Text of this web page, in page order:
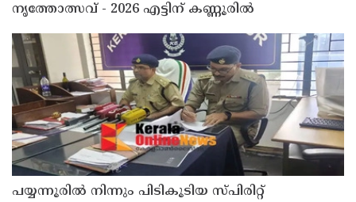
നൃത്തോത്സവ് - 2026 എട്ടിന് കണ്ണൂരിൽ
പയ്യന്നൂരിൽ നിന്നും പിടികൂടിയ സ്പിരിറ്റ്